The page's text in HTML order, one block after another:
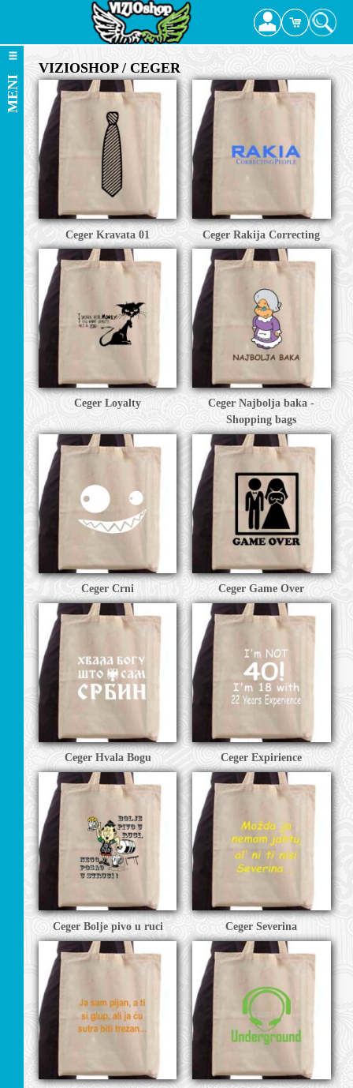
MENI
VIZIOSHOP / CEGER
Ceger Kravata 01 Ceger Rakija Correcting
Ceger Loyalty
Ceger Najbolja baka -
Shopping bags
Ceger Crni Ceger Game Over
Ceger Hvala Bogu Ceger Expirience
Ceger Bolje pivo u ruci Ceger Severina